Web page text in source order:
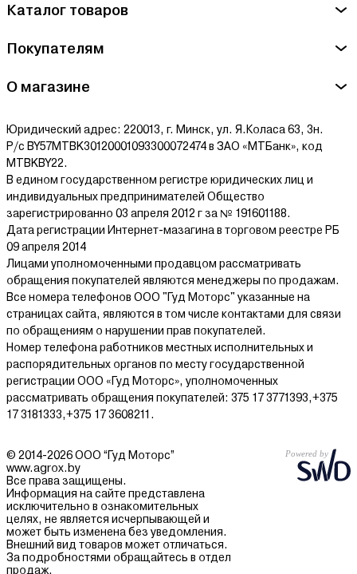
Каталог товаров
Покупателям
О магазине
Юридический адрес: 220013, г. Минск, ул. Я.Коласа 63, 3н.
Р/с BY57MTBK30120001093300072474 в ЗАО «МТБанк», код
MTBKBY22.
В едином государственном регистре юридических лиц и
индивидуальных предпринимателей Общество
зарегистрированно 03 апреля 2012 г за № 191601188.
Дата регистрации Интернет-мазагина в торговом реестре РБ
09 апреля 2014
Лицами уполномоченными продавцом рассматривать
обращения покупателей являются менеджеры по продажам.
Все номера телефонов ООО "Гуд Моторс" указанные на
страницах сайта, являются в том числе контактами для связи
по обращениям о нарушении прав покупателей.
Номер телефона работников местных исполнительных и
распорядительных органов по месту государственной
регистрации ООО «Гуд Моторс», уполномоченных
рассматривать обращения покупателей: 375 17 3771393,+375
17 3181333,+375 17 3608211.
© 2014-2026 ООО “Гуд Моторс”
www.agrox.by
Все права защищены.
Информация на сайте представлена
исключительно в ознакомительных
целях, не является исчерпывающей и
может быть изменена без уведомления.
Внешний вид товаров может отличаться.
За подробностями обращайтесь в отдел
продаж.